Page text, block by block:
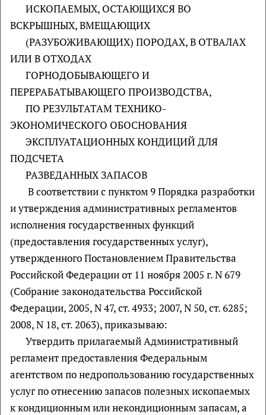
ИСКОПАЕМЫХ, ОСТАЮЩИХСЯ ВО
ВСКРЫШНЫХ, ВМЕЩАЮЩИХ
(РАЗУБОЖИВАЮЩИХ) ПОРОДАХ, В ОТВАЛАХ
ИЛИ В ОТХОДАХ
ГОРНОДОБЫВАЮЩЕГО И
ПЕРЕРАБАТЫВАЮЩЕГО ПРОИЗВОДСТВА,
ПО РЕЗУЛЬТАТАМ ТЕХНИКО-
ЭКОНОМИЧЕСКОГО ОБОСНОВАНИЯ
ЭКСПЛУАТАЦИОННЫХ КОНДИЦИЙ ДЛЯ
ПОДСЧЕТА
РАЗВЕДАННЫХ ЗАПАСОВ
В соответствии с пунктом 9 Порядка разработки
и утверждения административных регламентов
исполнения государственных функций
(предоставления государственных услуг),
утвержденного Постановлением Правительства
Российской Федерации от 11 ноября 2005 г. N 679
(Собрание законодательства Российской
Федерации, 2005, N 47, ст. 4933; 2007, N 50, ст. 6285;
2008, N 18, ст. 2063), приказываю:
Утвердить прилагаемый Административный
регламент предоставления Федеральным
агентством по недропользованию государственных
услуг по отнесению запасов полезных ископаемых
к кондиционным или некондиционным запасам, а